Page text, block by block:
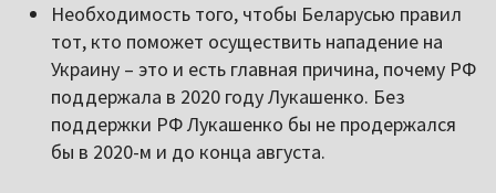
Необходимость того, чтобы Беларусью правил
тот, кто поможет осуществить нападение на
Украину – это и есть главная причина, почему РФ
поддержала в 2020 году Лукашенко. Без
поддержки РФ Лукашенко бы не продержался
бы в 2020-м и до конца августа.